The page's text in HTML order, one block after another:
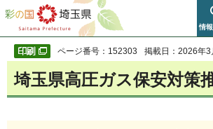
彩の国 埼玉県
情
ページ番号：152303 掲載日：2026年3
埼玉県高圧ガス保安対策